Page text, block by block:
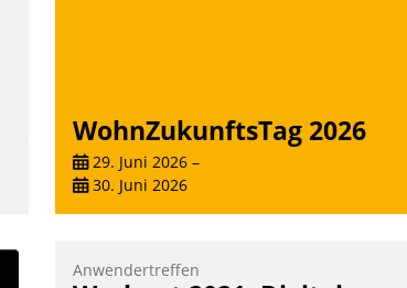
WohnZukunftsTag 2026
29. Juni 2026 –
30. Juni 2026
Anwendertreffen